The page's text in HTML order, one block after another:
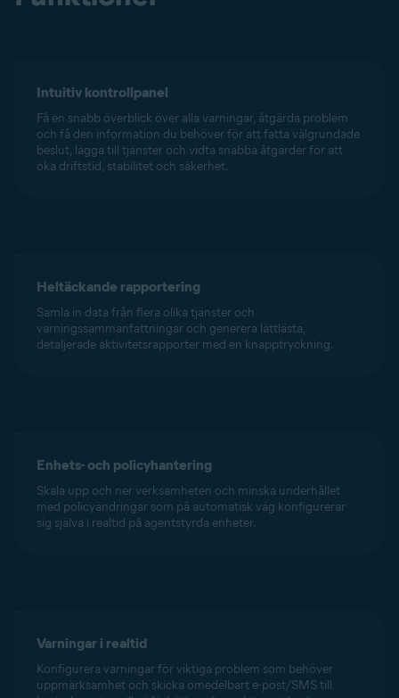
Intuitiv kontrollpanel
Få en snabb överblick över alla varningar, åtgärda problem
och få den information du behöver för att fatta välgrundade
beslut, lägga till tjänster och vidta snabba åtgärder för att
öka driftstid, stabilitet och säkerhet.
Heltäckande rapportering
Samla in data från flera olika tjänster och
varningssammanfattningar och generera lättlästa,
detaljerade aktivitetsrapporter med en knapptryckning.
Enhets- och policyhantering
Skala upp och ner verksamheten och minska underhållet
med policyändringar som på automatisk väg konfigurerar
sig själva i realtid på agentstyrda enheter.
Varningar i realtid
Konfigurera varningar för viktiga problem som behöver
uppmärksamhet och skicka omedelbart e-post/SMS till